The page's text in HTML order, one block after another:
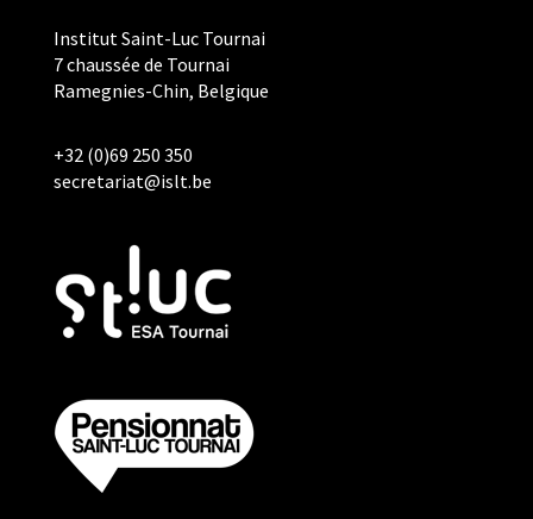
Institut Saint-Luc Tournai
7 chaussée de Tournai
Ramegnies-Chin, Belgique
+32 (0)69 250 350
secretariat@islt.be